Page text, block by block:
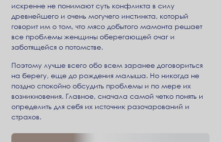
искренне не понимают суть конфликта в силу
древнейшего и очень могучего инстинкта, который
говорит им о том, что мясо добытого мамонта решает
все проблемы женщины оберегающей очаг и
заботящейся о потомстве.
Поэтому лучше всего обо всем заранее договориться
на берегу, еще до рождения малыша. Но никогда не
поздно спокойно обсудить проблемы и по мере их
возникновения. Главное, сначала самой четко понять и
определить для себя их источник разочарований и
страхов.